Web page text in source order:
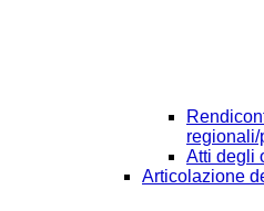
Atti degli
Articolazione